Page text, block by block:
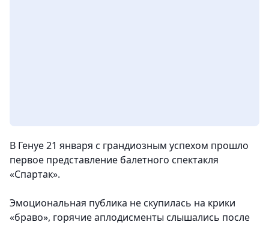
В Генуе 21 января с грандиозным успехом прошло
первое представление балетного спектакля
«Спартак».
Эмоциональная публика не скупилась на крики
«браво», горячие аплодисменты слышались после